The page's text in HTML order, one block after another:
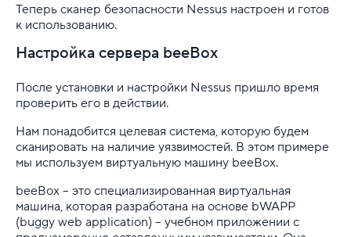
Теперь сканер безопасности Nessus настроен и готов
к использованию.
Настройка сервера beeBox
После установки и настройки Nessus пришло время
проверить его в действии.
Нам понадобится целевая система, которую будем
сканировать на наличие уязвимостей. В этом примере
мы используем виртуальную машину beeBox.
beeBox – это специализированная виртуальная
машина, которая разработана на основе bWAPP
(buggy web application) – учебном приложении с